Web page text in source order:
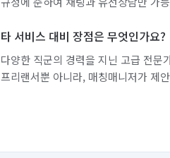
타 서비스 대비 장점은 무엇인가요?
다양한 직군의 경력을 지닌 고급 전문
프리랜서뿐 아니라, 매칭매니저가 제